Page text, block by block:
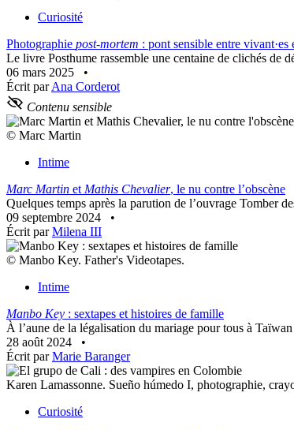
Curiosité
Photographie post-mortem : pont sensible entre vivant·es
Le livre Posthume rassemble une centaine de clichés de
06 mars 2025
•
Écrit parAna Corderot
Contenu sensible
© Marc Martin
Intime
Marc Martin et Mathis Chevalier, le nu contre l’obscène
Quelques temps après la parution de l’ouvrage Tomber
09 septembre 2024
•
Écrit parMilena III
© Manbo Key. Father's Videotapes.
Intime
Manbo Key : sextapes et histoires de famille
À l’aune de la légalisation du mariage pour tous à
28 août 2024
•
Écrit parMarie Baranger
Karen Lamassonne. Sueño húmedo I, photographie,
Curiosité